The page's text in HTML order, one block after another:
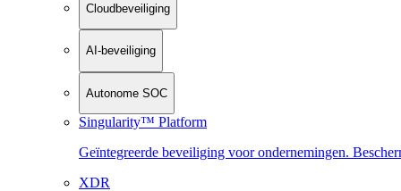
Cloudbeveiliging
AI-beveiliging
Autonome SOC
Singularity™ Platform
Geïntegreerde beveiliging voor ondernemingen.
XDR